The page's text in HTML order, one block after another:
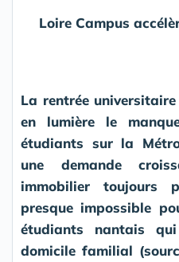
Loire Campus
La rentrée
en lumière le
étudiants sur la
une demande
immobilier toujours
presque impossible
étudiants nantais
domicile familial